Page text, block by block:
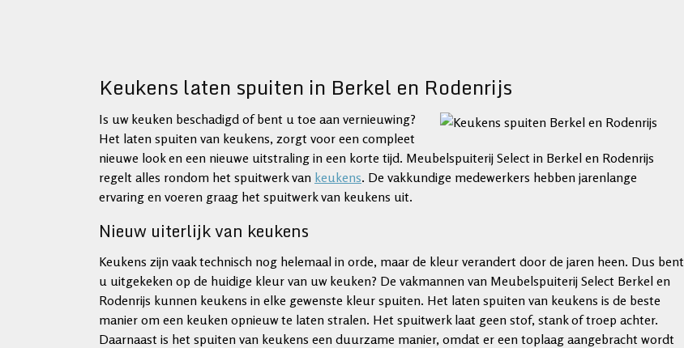
Keukens laten spuiten in Berkel en Rodenrijs
Is uw keuken beschadigd of bent u toe aan vernieuwing?
Het laten spuiten van keukens, zorgt voor een compleet
nieuwe look en een nieuwe uitstraling in een korte tijd. Meubelspuiterij Select in Berkel en Rodenrijs
regelt alles rondom het spuitwerk van keukens. De vakkundige medewerkers hebben jarenlange
ervaring en voeren graag het spuitwerk van keukens uit.
Nieuw uiterlijk van keukens
Keukens zijn vaak technisch nog helemaal in orde, maar de kleur verandert door de jaren heen. Dus bent
u uitgekeken op de huidige kleur van uw keuken? De vakmannen van Meubelspuiterij Select Berkel en
Rodenrijs kunnen keukens in elke gewenste kleur spuiten. Het laten spuiten van keukens is de beste
manier om een keuken opnieuw te laten stralen. Het spuitwerk laat geen stof, stank of troep achter.
Daarnaast is het spuiten van keukens een duurzame manier, omdat er een toplaag aangebracht wordt